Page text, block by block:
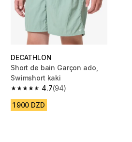
DECATHLON
Short de bain Garçon ado,
Swimshort kaki
4.7
4.7 out of 5 stars from 94 reviews
(94)
1 900 DZD